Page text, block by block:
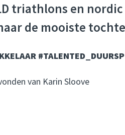
triathlons en
de mooiste
van Karin Sloove